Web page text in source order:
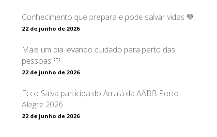
Conhecimento que prepara e pode salvar vidas 💙
22 de junho de 2026
Mais um dia levando cuidado para perto das
pessoas 💙
22 de junho de 2026
Ecco Salva participa do Arraiá da AABB Porto
Alegre 2026
22 de junho de 2026